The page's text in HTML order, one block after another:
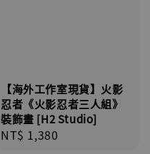
【海外工作室現貨】火影
忍者《火影忍者三人組》
裝飾畫 [H2 Studio]
Regular
NT$ 1,380